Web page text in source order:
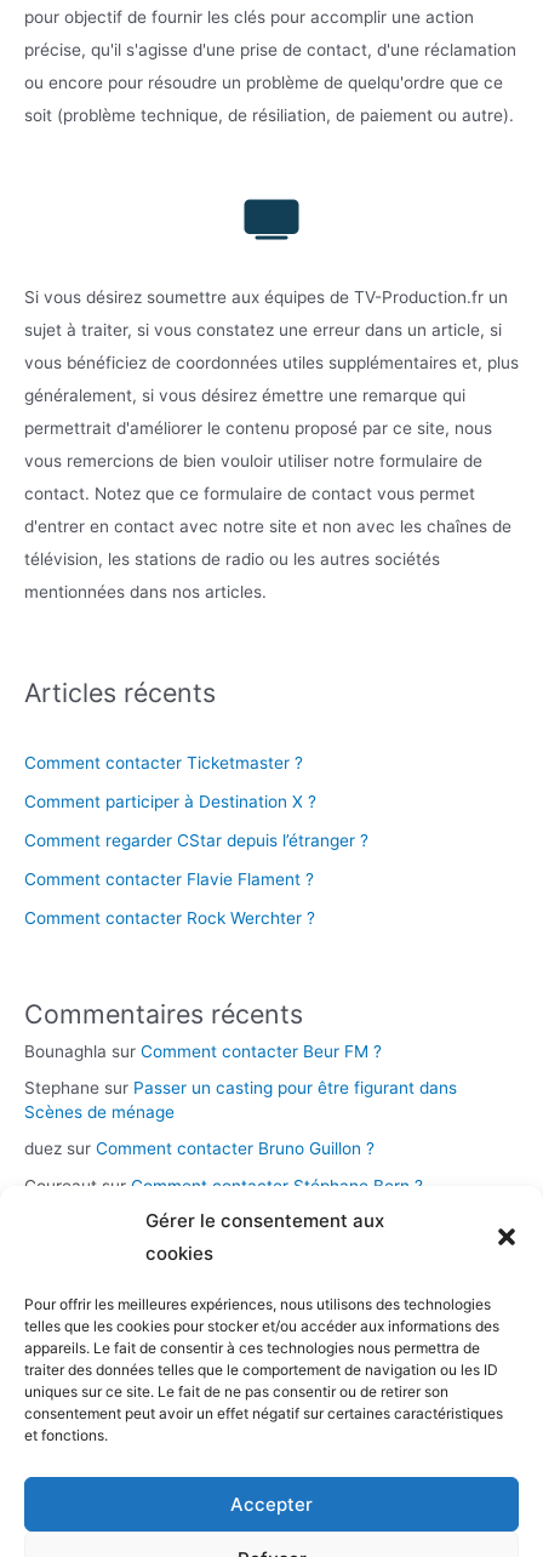
Gérer le consentement aux
cookies
Pour offrir les meilleures expériences, nous utilisons des technologies
telles que les cookies pour stocker et/ou accéder aux informations des
appareils. Le fait de consentir à ces technologies nous permettra de
traiter des données telles que le comportement de navigation ou les ID
uniques sur ce site. Le fait de ne pas consentir ou de retirer son
consentement peut avoir un effet négatif sur certaines caractéristiques
et fonctions.
Accepter
pour objectif de fournir les clés pour accomplir une action
précise, qu'il s'agisse d'une prise de contact, d'une réclamation
ou encore pour résoudre un problème de quelqu'ordre que ce
soit (problème technique, de résiliation, de paiement ou autre).
Si vous désirez soumettre aux équipes de TV-Production.fr un
sujet à traiter, si vous constatez une erreur dans un article, si
vous bénéficiez de coordonnées utiles supplémentaires et, plus
généralement, si vous désirez émettre une remarque qui
permettrait d'améliorer le contenu proposé par ce site, nous
vous remercions de bien vouloir utiliser notre formulaire de
contact. Notez que ce formulaire de contact vous permet
d'entrer en contact avec notre site et non avec les chaînes de
télévision, les stations de radio ou les autres sociétés
mentionnées dans nos articles.
Articles récents
Comment contacter Ticketmaster ?
Comment participer à Destination X ?
Comment regarder CStar depuis l’étranger ?
Comment contacter Flavie Flament ?
Comment contacter Rock Werchter ?
Commentaires récents
Bounaghla sur Comment contacter Beur FM ?
Stephane sur Passer un casting pour être figurant dans
Scènes de ménage
duez sur Comment contacter Bruno Guillon ?
Coureaut sur Comment contacter Stéphane Bern ?
Comment contacter la chaîne Novo 19 ?
Catégories
Assistance et démarches
Casting et participation
Musique et streaming